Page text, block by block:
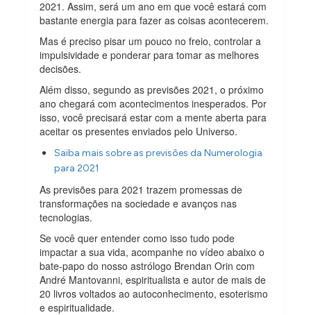
2021. Assim, será um ano em que você estará com
bastante energia para fazer as coisas acontecerem.
Mas é preciso pisar um pouco no freio, controlar a
impulsividade e ponderar para tomar as melhores
decisões.
Além disso, segundo as previsões 2021, o próximo
ano chegará com acontecimentos inesperados. Por
isso, você precisará estar com a mente aberta para
aceitar os presentes enviados pelo Universo.
Saiba mais sobre as previsões da Numerologia
para 2021
As previsões para 2021 trazem promessas de
transformações na sociedade e avanços nas
tecnologias.
Se você quer entender como isso tudo pode
impactar a sua vida, acompanhe no vídeo abaixo o
bate-papo do nosso astrólogo Brendan Orin com
André Mantovanni, espiritualista e autor de mais de
20 livros voltados ao autoconhecimento, esoterismo
e espiritualidade.